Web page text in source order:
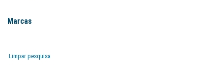
Marcas
Limpar pesquisa